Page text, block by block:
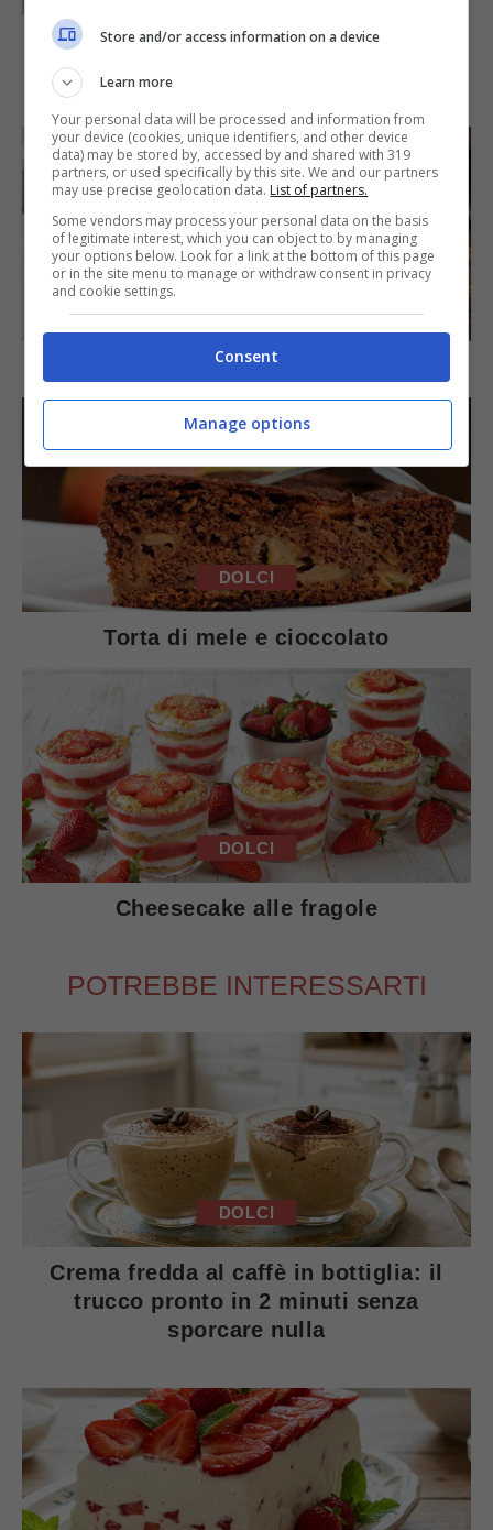
IN PRIMO PIANO
Arista di maiale al latte
DOLCI
Torta di mele e cioccolato
DOLCI
Cheesecake alle fragole
POTREBBE INTERESSARTI
DOLCI
Crema fredda al caffè in bottiglia: il
trucco pronto in 2 minuti senza
sporcare nulla
Store and/or access information on a device
Learn more
Your personal data will be processed and information from
your device (cookies, unique identifiers, and other device
data) may be stored by, accessed by and shared with 319
partners, or used specifically by this site. We and our partners
may use precise geolocation data. List of partners.
Some vendors may process your personal data on the basis
of legitimate interest, which you can object to by managing
your options below. Look for a link at the bottom of this page
or in the site menu to manage or withdraw consent in privacy
and cookie settings.
Consent
Manage options